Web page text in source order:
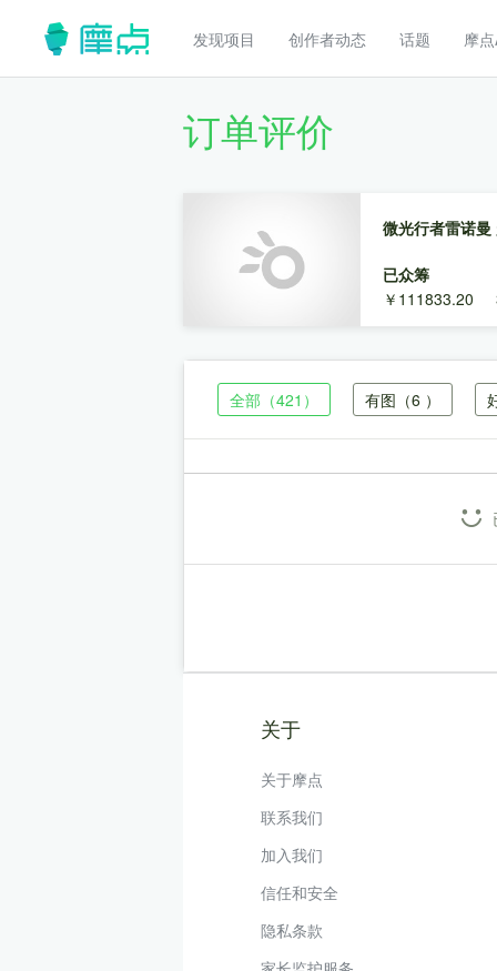
发现项目 创作者动态 话题 摩
订单评价
微光行者雷诺曼
已众筹
￥111833.20
全部 （421） 有图 （6 ）
关于
关于摩点
联系我们
加入我们
信任和安全
隐私条款